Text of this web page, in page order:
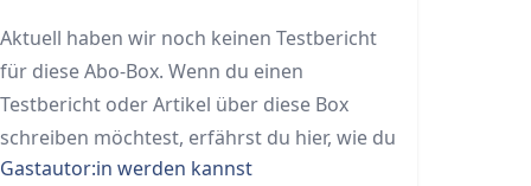
Aktuell haben wir noch keinen Testbericht
für diese Abo-Box. Wenn du einen
Testbericht oder Artikel über diese Box
schreiben möchtest, erfährst du hier, wie du
Gastautor:in werden kannst